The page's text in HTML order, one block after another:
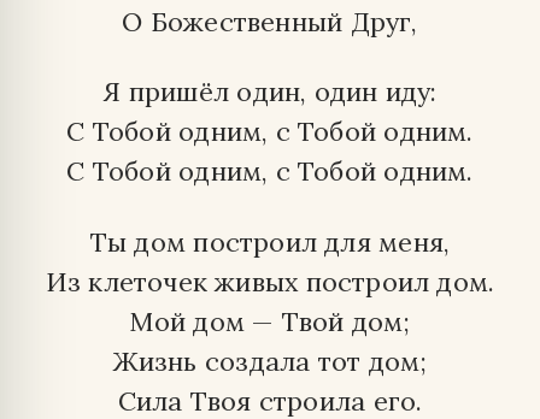
О Божественный Друг,
Я пришёл один, один иду:
С Тобой одним, с Тобой одним.
С Тобой одним, с Тобой одним.
Ты дом построил для меня,
Из клеточек живых построил дом.
Мой дом — Твой дом;
Жизнь создала тот дом;
Сила Твоя строила его.